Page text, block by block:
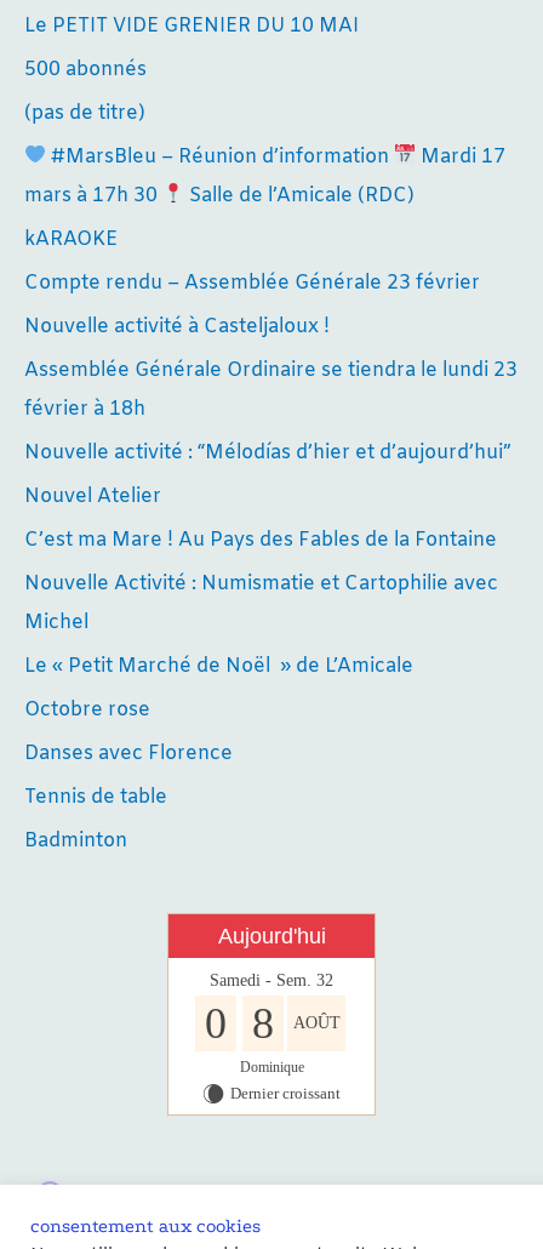
Le PETIT VIDE GRENIER DU 10 MAI
500 abonnés
(pas de titre)
#MarsBleu – Réunion d’information
Mardi 17
mars à 17h 30
Salle de l’Amicale (RDC)
kARAOKE
Compte rendu – Assemblée Générale 23 février
Nouvelle activité à Casteljaloux !
Assemblée Générale Ordinaire se tiendra le lundi 23
février à 18h
Nouvelle activité : “Mélodías d’hier et d’aujourd’hui”
Nouvel Atelier
C’est ma Mare ! Au Pays des Fables de la Fontaine
Nouvelle Activité : Numismatie et Cartophilie avec
Michel
Le « Petit Marché de Noël » de L’Amicale
Octobre rose
Danses avec Florence
Tennis de table
Badminton
Aujourd'hui
Samedi - Sem. 32
0 8 AOÛT
Dominique
W Dernier croissant
consentement aux cookies